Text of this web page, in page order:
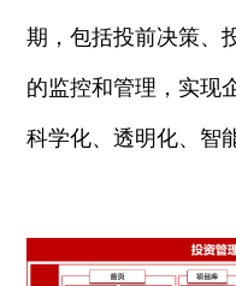
期，包括投前决策、
的监控和管理，实现
科学化、透明化、智